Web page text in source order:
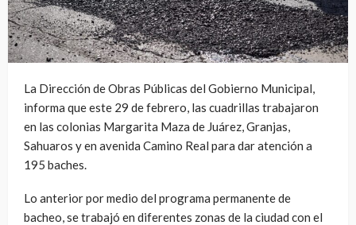
La Dirección de Obras Públicas del Gobierno Municipal,
informa que este 29 de febrero, las cuadrillas trabajaron
en las colonias Margarita Maza de Juárez, Granjas,
Sahuaros y en avenida Camino Real para dar atención a
195 baches.
Lo anterior por medio del programa permanente de
bacheo, se trabajó en diferentes zonas de la ciudad con el